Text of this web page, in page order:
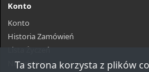
Konto
Konto
Historia Zamówień
Lista Życzeń
Newsletter
Ta strona korzysta z plików